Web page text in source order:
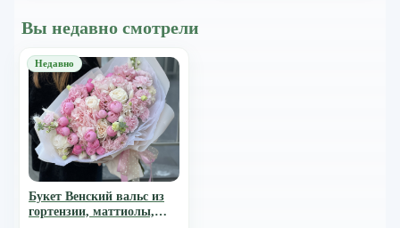
Вы недавно смотрели
Букет Венский вальс из
гортензии, маттиолы,